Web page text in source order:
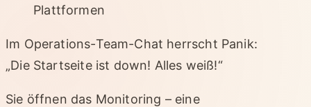
Plattformen
Im Operations-Team-Chat herrscht Panik:
„Die Startseite ist down! Alles weiß!“
Sie öffnen das Monitoring – eine